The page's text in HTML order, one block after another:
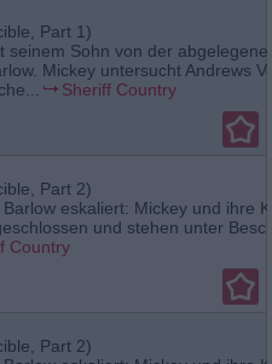
Part 1)
seinem Sohn von der
Mickey untersucht Andrews
Sheriff Country
Part 2)
eskaliert: Mickey und ihre
und stehen unter
Country
Part 2)